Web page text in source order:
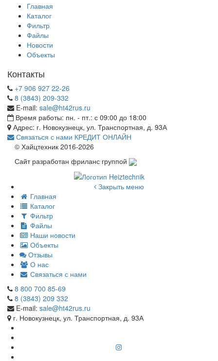
Главная
Каталог
Фильтр
Файлы
Новости
Объекты
Контакты
+7 906 927 22-26
8 (3843) 209-332
E-mail: sale@ht42rus.ru
Время работы: пн. - пт.: с 09:00 до 18:00
Адрес: г. Новокузнецк, ул. Транспортная, д. 93А
Связаться с нами КРЕДИТ ОНЛАЙН
© Хайцтехник 2016-2026
Сайт разработан фриланс группой
Закрыть меню
Главная
Каталог
Фильтр
Файлы
Наши новости
Объекты
Отзывы
О нас
Связаться с нами
8 800 700 85-69
8 (3843) 209 332
E-mail: sale@ht42rus.ru
г. Новокузнецк, ул. Транспортная, д. 93А